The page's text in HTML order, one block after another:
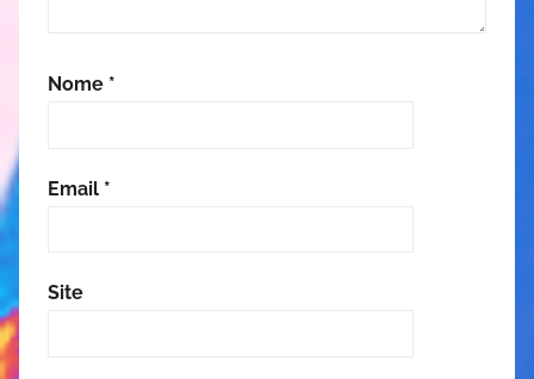
Nome *
Email *
Site